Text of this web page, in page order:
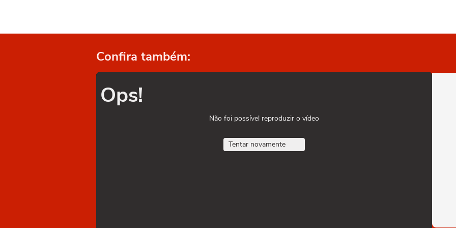
Confira também:
Ops!
Não foi possível reproduzir o vídeo
Tentar novamente